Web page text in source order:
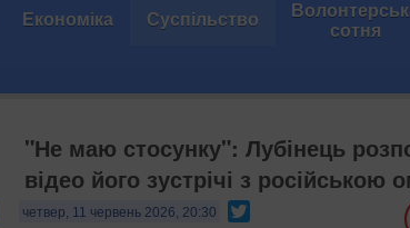
Економіка Суспільство сотня
"Не маю стосунку": Лубінець
відео його зустрічі з
четвер, 11 червень 2026, 20:30